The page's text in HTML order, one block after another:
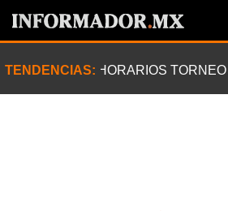
TENDENCIAS: HORARIOS